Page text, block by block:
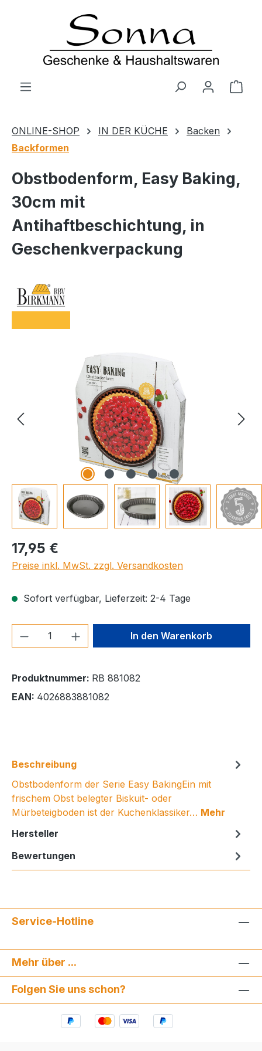
Zum Hauptinhalt springen
ONLINE-SHOP IN DER KÜCHE
Backen
Backformen
Obstbodenform, Easy Baking,
30cm mit
Antihaftbeschichtung, in
Geschenkverpackung
Regulärer Preis:
17,95 €
Preise inkl. MwSt. zzgl. Versandkosten
Sofort verfügbar, Lieferzeit: 2-4 Tage
Produkt Anzahl: Gib denIn den Warenkorb
Produktnummer: RB 881082
EAN: 4026883881082
Beschreibung
Obstbodenform der Serie Easy BakingEin mit
frischem Obst belegter Biskuit- oder
Mürbeteigboden ist der Kuchenklassiker… Mehr
Hersteller
Bewertungen
Service-Hotline
Mehr über ...
Folgen Sie uns schon?